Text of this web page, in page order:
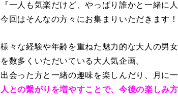
『一人も気楽だけど、やっぱり誰かと一緒に
今回はそんなの方々にお集まりいただきます！
様々な経験や年齢を重ねた魅力的な大人の男
を数多くいただいている大人気企画。
出会った方と一緒の趣味を楽しんだり、月に
人との繋がりを増やすことで、今後の楽しみ